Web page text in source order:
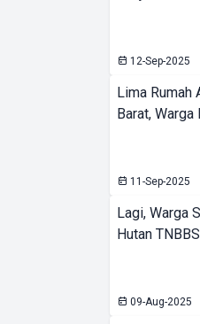
12-Sep-2025
Lima Rumah
Barat,
11-Sep-2025
Lagi, Warga
Hutan
09-Aug-2025